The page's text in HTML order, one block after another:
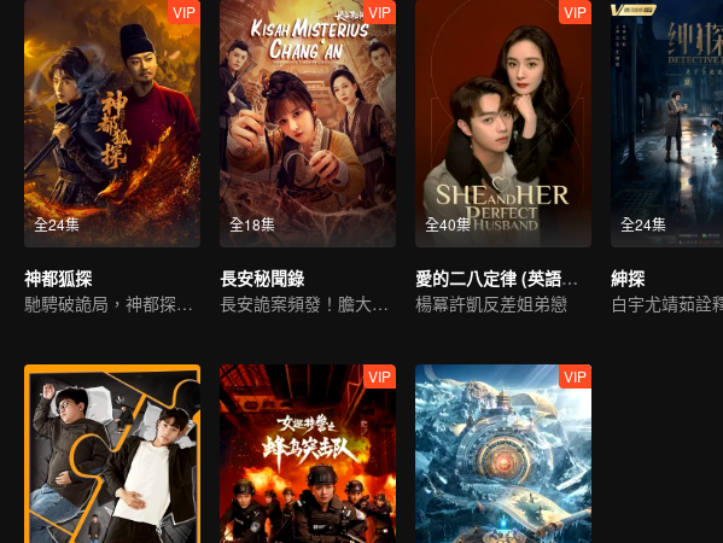
全24集
VIP
神都狐探
馳騁破詭局，神都探謎案
全18集
VIP
長安秘聞錄
長安詭案頻發！膽大者入
全40集
VIP
愛的二八定律 (英語版）
楊冪許凱反差姐弟戀
全24集
紳探
VIP VIP